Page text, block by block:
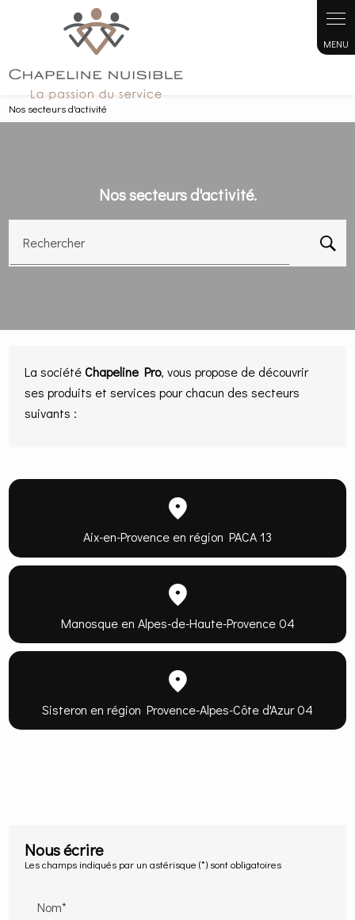
Nos secteurs d'activité
Nos secteurs d'activité.
Rechercher
La sociétéChapeline Pro, vous propose de découvrir
ses produits et services pour chacun des secteurs
suivants :
Aix-en-Provence en région PACA 13
Manosque en Alpes-de-Haute-Provence 04
Sisteron en région Provence-Alpes-Côte d'Azur 04
Nous écrire
Les champs indiqués par un astérisque (*) sont obligatoires
Nom*
Panneau de gestion des cookies